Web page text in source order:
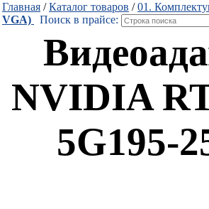
Главная /Каталог товаров /01.
VGA)
Поиск в прайсе:
NVIDIA
5G195-